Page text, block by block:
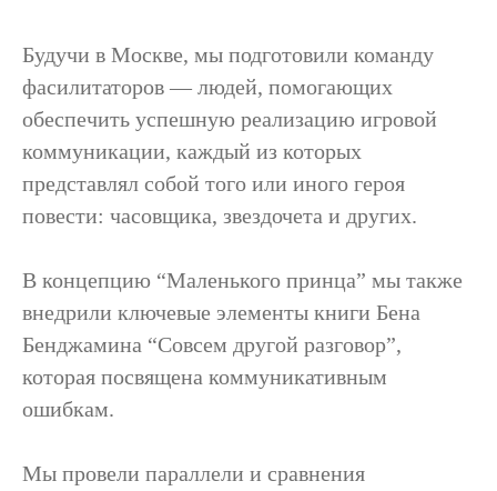
Будучи в Москве, мы подготовили команду
фасилитаторов — людей, помогающих
обеспечить успешную реализацию игровой
коммуникации, каждый из которых
представлял собой того или иного героя
повести: часовщика, звездочета и других.
В концепцию “Маленького принца” мы также
внедрили ключевые элементы книги Бена
Бенджамина “Совсем другой разговор”,
которая посвящена коммуникативным
ошибкам.
Мы провели параллели и сравнения